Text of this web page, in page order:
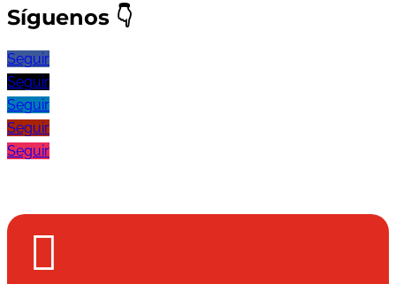
Síguenos 👇
Seguir
Seguir
Seguir
Seguir
Seguir
